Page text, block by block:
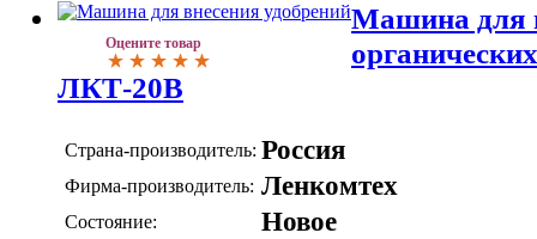
Оцените товар
Машина для
ЛКТ-20В
Страна-производитель: Россия
Фирма-производитель: Ленкомтех
Состояние: Новое